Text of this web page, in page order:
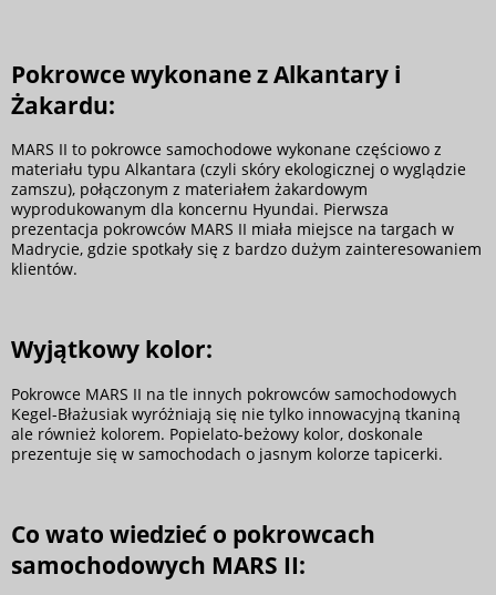
Pokrowce wykonane z Alkantary i
Żakardu:
MARS II to pokrowce samochodowe wykonane częściowo z
materiału typu Alkantara (czyli skóry ekologicznej o wyglądzie
zamszu), połączonym z materiałem żakardowym
wyprodukowanym dla koncernu Hyundai. Pierwsza
prezentacja pokrowców MARS II miała miejsce na targach w
Madrycie, gdzie spotkały się z bardzo dużym zainteresowaniem
klientów.
Wyjątkowy kolor:
Pokrowce MARS II na tle innych pokrowców samochodowych
Kegel-Błażusiak wyróżniają się nie tylko innowacyjną tkaniną
ale również kolorem. Popielato-beżowy kolor, doskonale
prezentuje się w samochodach o jasnym kolorze tapicerki.
Co wato wiedzieć o pokrowcach
samochodowych MARS II: